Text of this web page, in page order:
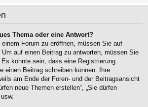
Thema oder eine Antwort?
Forum zu eröffnen, müssen Sie auf
Um auf einen Beitrag zu antworten, müssen Sie
Es könnte sein, dass eine Registrierung
einen Beitrag schreiben können. Ihre
am Ende der Foren- und der Beitragsansicht
neue Themen erstellen“, „Sie dürfen